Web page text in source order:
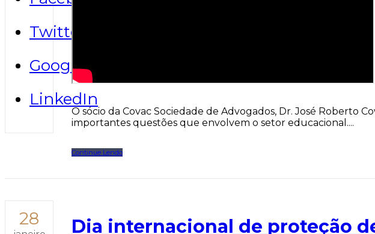
Twitter
Google+
LinkedIn
O sócio da Covac Sociedade de Advogados, Dr. José Roberto
importantes questões que envolvem o setor educacional....
Continue Lendo
28 Dia internacional de proteção